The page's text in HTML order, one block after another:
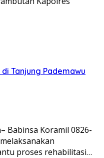
Tanjung Pademawu
Babinsa Koramil 0826-
proses rehabilitasi…